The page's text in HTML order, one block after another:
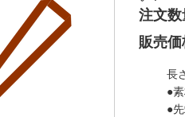
注文数
販売価
長
●
●